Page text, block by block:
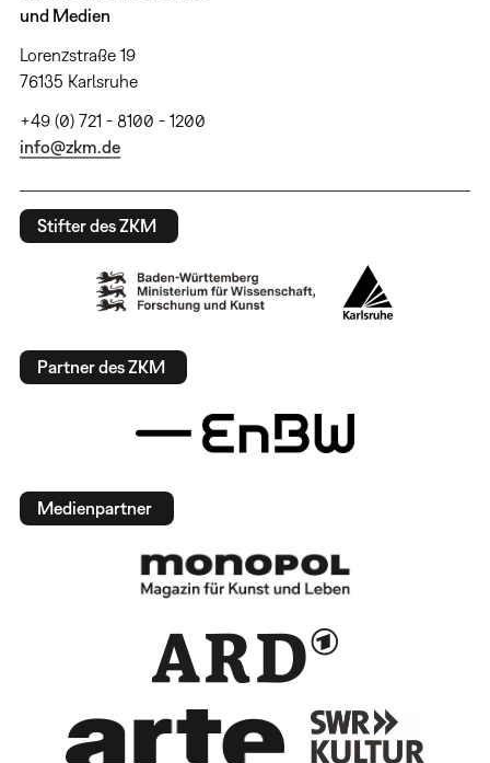
und Medien
Lorenzstraße 19
76135 Karlsruhe
+49 (0) 721 - 8100 - 1200
info@zkm.de
Stifter des ZKM
Partner des ZKM
Medienpartner